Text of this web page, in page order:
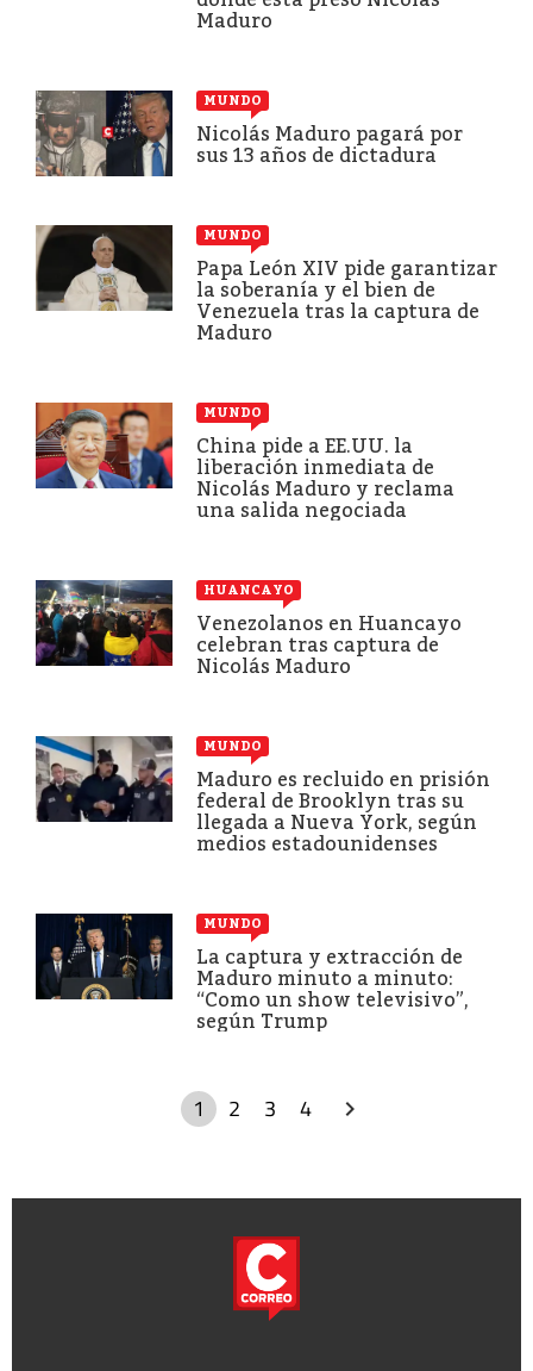
Maduro
MUNDO
Nicolás Maduro pagará por
sus 13 años de dictadura
MUNDO
Papa León XIV pide garantizar
la soberanía y el bien de
Venezuela tras la captura de
Maduro
MUNDO
China pide a EE.UU. la
liberación inmediata de
Nicolás Maduro y reclama
una salida negociada
HUANCAYO
Venezolanos en Huancayo
celebran tras captura de
Nicolás Maduro
MUNDO
Maduro es recluido en prisión
federal de Brooklyn tras su
llegada a Nueva York, según
medios estadounidenses
MUNDO
La captura y extracción de
Maduro minuto a minuto:
“Como un show televisivo”,
según Trump
1 2 3 4